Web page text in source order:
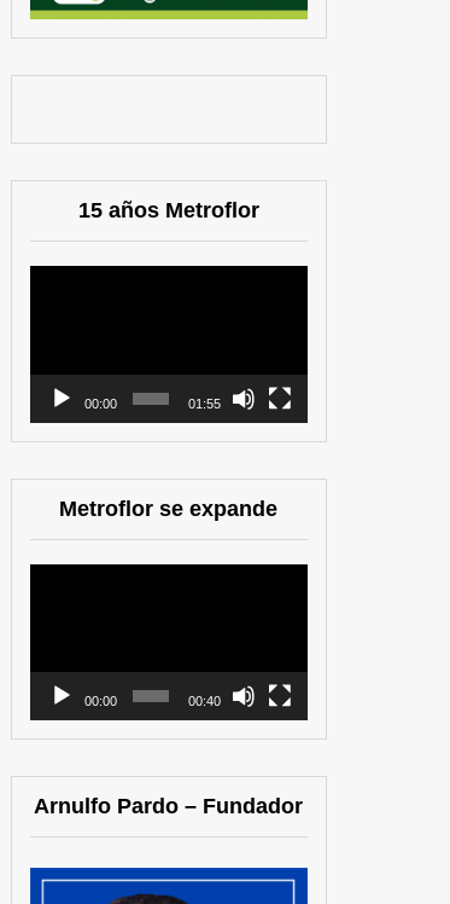
15 años Metroflor
00:00 01:55
Metroflor se expande
00:00 00:40
Arnulfo Pardo – Fundador